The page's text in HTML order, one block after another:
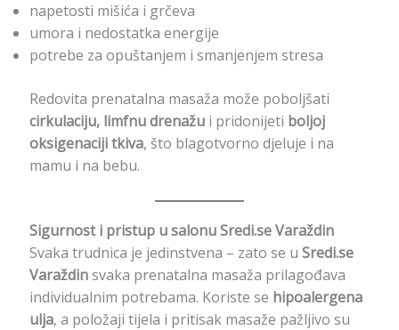
napetosti mišića i grčeva
umora i nedostatka energije
potrebe za opuštanjem i smanjenjem stresa
Redovita prenatalna masaža može poboljšati
cirkulaciju, limfnu drenažui pridonijeti boljoj
oksigenaciji tkiva, što blagotvorno djeluje i na
mamu i na bebu.
Sigurnost i pristup u salonu Sredi.se Varaždin
Svaka trudnica je jedinstvena – zato se u Sredi.se
Varaždinsvaka prenatalna masaža prilagođava
individualnim potrebama. Koriste se hipoalergena
ulja, a položaji tijela i pritisak masaže pažljivo su